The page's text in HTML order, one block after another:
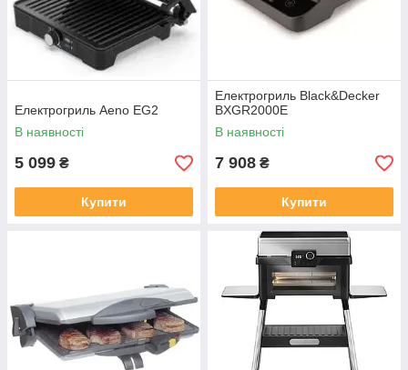
Електрогриль Aeno EG2
В наявності
5 099 ₴
Купити
Електрогриль Black&Decker
BXGR2000E
В наявності
7 908 ₴
Купити